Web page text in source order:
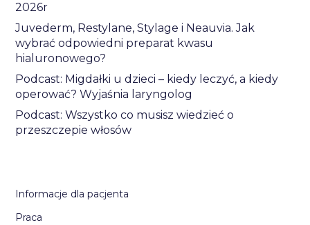
2026r
Juvederm, Restylane, Stylage i Neauvia. Jak
wybrać odpowiedni preparat kwasu
hialuronowego?
Podcast: Migdałki u dzieci – kiedy leczyć, a kiedy
operować? Wyjaśnia laryngolog
Podcast: Wszystko co musisz wiedzieć o
przeszczepie włosów
Informacje dla pacjenta
Praca